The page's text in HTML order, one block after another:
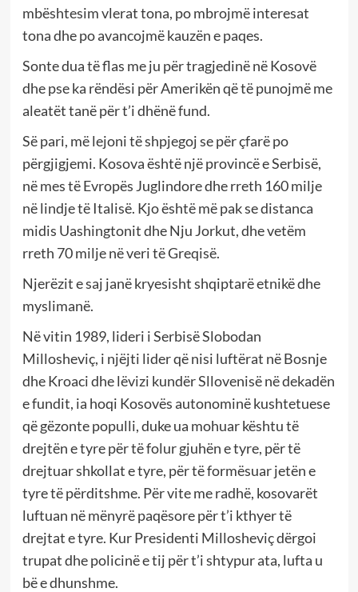
mbështesim vlerat tona, po mbrojmë interesat
tona dhe po avancojmë kauzën e paqes.
Sonte dua të flas me ju për tragjedinë në Kosovë
dhe pse ka rëndësi për Amerikën që të punojmë me
aleatët tanë për t’i dhënë fund.
Së pari, më lejoni të shpjegoj se për çfarë po
përgjigjemi. Kosova është një provincë e Serbisë,
në mes të Evropës Juglindore dhe rreth 160 milje
në lindje të Italisë. Kjo është më pak se distanca
midis Uashingtonit dhe Nju Jorkut, dhe vetëm
rreth 70 milje në veri të Greqisë.
Njerëzit e saj janë kryesisht shqiptarë etnikë dhe
myslimanë.
Në vitin 1989, lideri i Serbisë Slobodan
Millosheviç, i njëjti lider që nisi luftërat në Bosnje
dhe Kroaci dhe lëvizi kundër Sllovenisë në dekadën
e fundit, ia hoqi Kosovës autonominë kushtetuese
që gëzonte populli, duke ua mohuar kështu të
drejtën e tyre për të folur gjuhën e tyre, për të
drejtuar shkollat ​​e tyre, për të formësuar jetën e
tyre të përditshme. Për vite me radhë, kosovarët
luftuan në mënyrë paqësore për t’i kthyer të
drejtat e tyre. Kur Presidenti Millosheviç dërgoi
trupat dhe policinë e tij për t’i shtypur ata, lufta u
bë e dhunshme.